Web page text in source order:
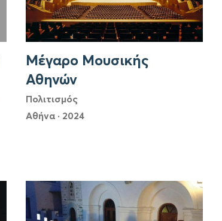
Μέγαρο Μουσικής
Αθηνών
Πολιτισμός
Αθήνα · 2024